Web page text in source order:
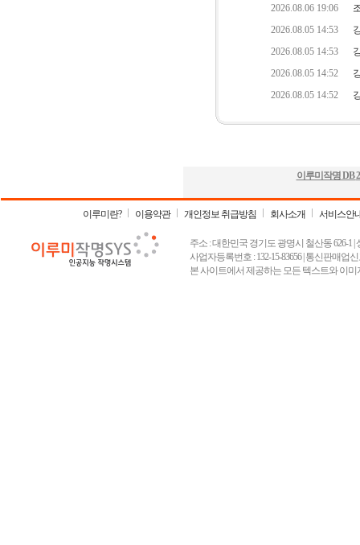
이루미작명 DB
이루미란? 이용약관 개인정보 취급방침 회사소개 서비스안
주소 : 대한민국 경기도 광명시 철산동 626-1 |
사업자등록번호 : 132-15-83656 | 통신판매업
본 사이트에서 제공하는 모든 텍스트와 이